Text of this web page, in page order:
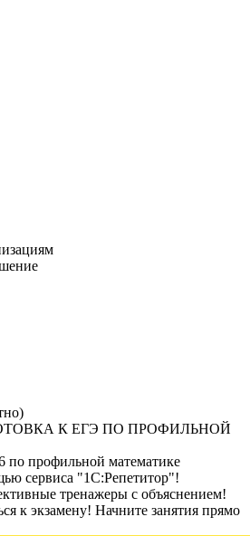
К ЕГЭ ПО ПРОФИЛЬНОЙ
по профильной математике
сервиса "1С:Репетитор"!
тренажеры с объяснением!
к экзамену! Начните занятия прямо